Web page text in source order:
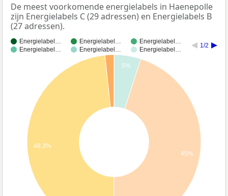
De meest voorkomende energielabels in Haenepolle
zijn Energielabels C (29 adressen) en Energielabels B
(27 adressen).
Energielabel… Energielabel…
Energielabel…
Energielabel…
Energielabel… Energielabel…
1/2
5%
48,3%
45%